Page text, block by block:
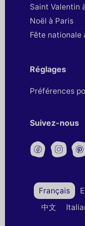
Saint Valentin
Noël à Paris
Fête nationale
Réglages
Préférences
Suivez-nous
Français
中文